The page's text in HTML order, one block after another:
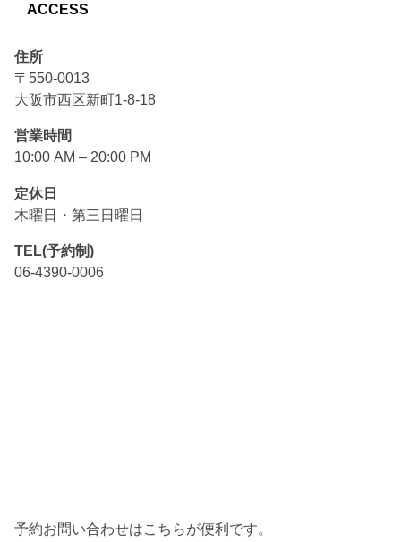
ACCESS
住所
〒550-0013
大阪市西区新町1-8-18
営業時間
10:00 AM – 20:00 PM
定休日
木曜日・第三日曜日
TEL(予約制)
06-4390-0006
予約お問い合わせはこちらが便利です。